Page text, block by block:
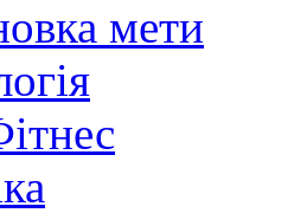
мети